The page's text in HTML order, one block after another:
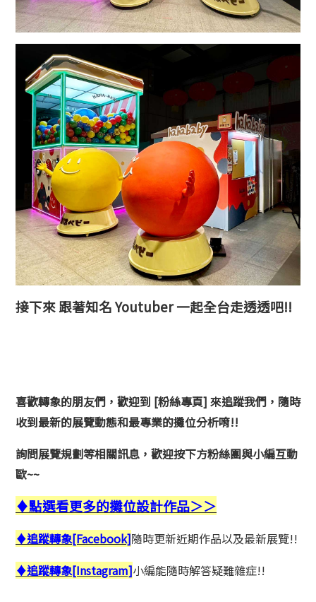
接下來 跟著知名 Youtuber 一起全台走透透吧!!
喜歡轉象的朋友們，歡迎到 [粉絲專頁] 來追蹤我們，隨時
收到最新的展覽動態和最專業的攤位分析唷!!
詢問展覽規劃等相關訊息， 歡迎按下方粉絲團與小編互動
歐~~
♦點選看更多的攤位設計作品＞＞
♦追蹤轉象[Facebook]隨時更新近期作品以及最新展覽!!
♦追蹤轉象[Instagram]小編能隨時解答疑難雜症!!